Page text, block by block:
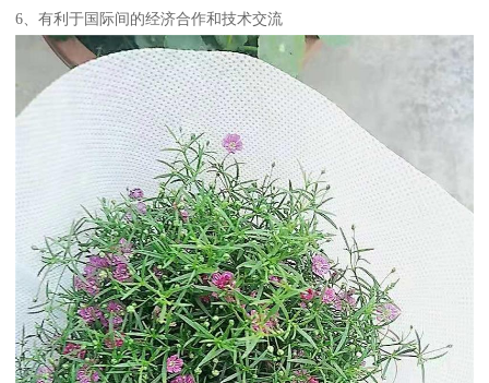
6、有利于国际间的经济合作和技术交流